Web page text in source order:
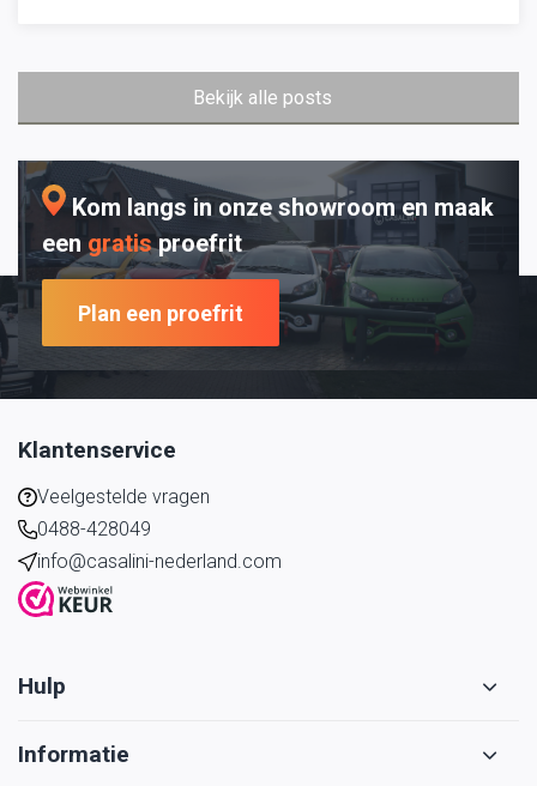
Bekijk alle posts
Kom langs in onze showroom en maak
een gratisproefrit
Plan een proefrit
Klantenservice
Veelgestelde vragen
0488-428049
info@casalini-nederland.com
Hulp
Informatie